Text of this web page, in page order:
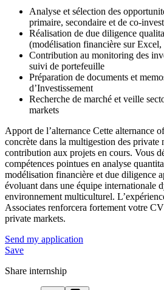
Analyse et sélection des
primaire, secondaire et de co-
Réalisation de due diligence
(modélisation financière sur Excel,
Contribution au monitoring des
suivi de portefeuille
Préparation de documents et
d’Investissement
Recherche de marché et veille
markets
Apport de l’alternance Cette alternance
concrète dans la multigestion des private
contribution aux projets en cours. Vous
compétences pointues en analyse
modélisation financière et due diligence
évoluant dans une équipe internationale
environnement multiculturel.
Associates renforcera fortement votre
private markets.
Send my application
Save
Share internship